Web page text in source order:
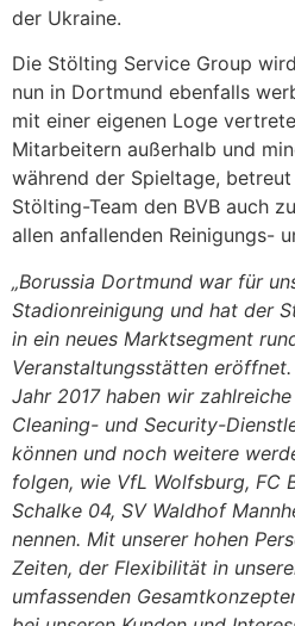
der Ukraine.
Die Stölting Service Group
nun in Dortmund ebenfalls
mit einer eigenen Loge
Mitarbeitern außerhalb und
während der Spieltage,
Stölting-Team den BVB auch
allen anfallenden Reinigungs-
„Borussia Dortmund war für
Stadionreinigung und hat der
in ein neues Marktsegment
Veranstaltungsstätten
Jahr 2017 haben wir
Cleaning- und Security-
können und noch weitere
folgen, wie VfL Wolfsburg, FC
Schalke 04, SV Waldhof
nennen. Mit unserer hohen
Zeiten, der Flexibilität in
umfassenden